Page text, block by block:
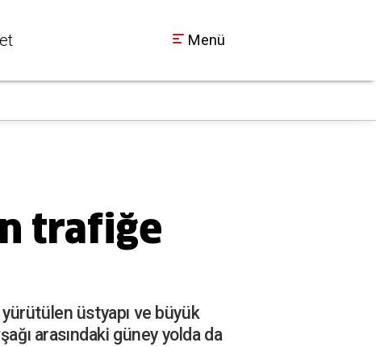
Menü
trafiğe
yürütülen üstyapı ve büyük
arasındaki güney yolda da